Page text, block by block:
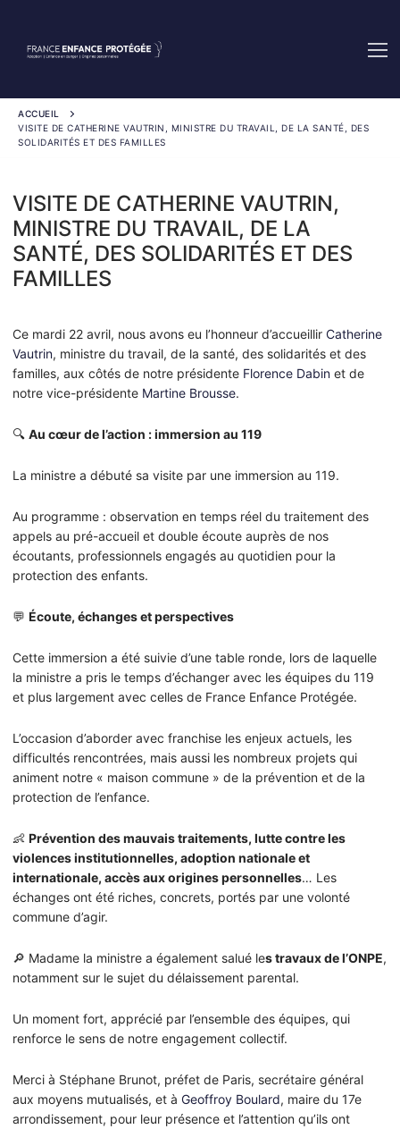
ACCUEIL
VISITE DE CATHERINE VAUTRIN, MINISTRE DU TRAVAIL, DE LA SANTÉ, DES
SOLIDARITÉS ET DES FAMILLES
VISITE DE CATHERINE VAUTRIN,
MINISTRE DU TRAVAIL, DE LA
SANTÉ, DES SOLIDARITÉS ET DES
FAMILLES
Ce mardi 22 avril, nous avons eu l’honneur d’accueillir Catherine
Vautrin, ministre du travail, de la santé, des solidarités et des
familles, aux côtés de notre présidente Florence Dabin et de
notre vice-présidente Martine Brousse.
🔍 Au cœur de l’action : immersion au 119
La ministre a débuté sa visite par une immersion au 119.
Au programme : observation en temps réel du traitement des
appels au pré-accueil et double écoute auprès de nos
écoutants, professionnels engagés au quotidien pour la
protection des enfants.
💬 Écoute, échanges et perspectives
Cette immersion a été suivie d’une table ronde, lors de laquelle
la ministre a pris le temps d’échanger avec les équipes du 119
et plus largement avec celles de France Enfance Protégée.
L’occasion d’aborder avec franchise les enjeux actuels, les
difficultés rencontrées, mais aussi les nombreux projets qui
animent notre « maison commune » de la prévention et de la
protection de l’enfance.
👶 Prévention des mauvais traitements, lutte contre les
violences institutionnelles, adoption nationale et
internationale, accès aux origines personnelles… Les
échanges ont été riches, concrets, portés par une volonté
commune d’agir.
🔎 Madame la ministre a également salué les travaux de l’ONPE,
notamment sur le sujet du délaissement parental.
Un moment fort, apprécié par l’ensemble des équipes, qui
renforce le sens de notre engagement collectif.
Merci à Stéphane Brunot, préfet de Paris, secrétaire général
aux moyens mutualisés, et à Geoffroy Boulard, maire du 17e
arrondissement, pour leur présence et l’attention qu’ils ont